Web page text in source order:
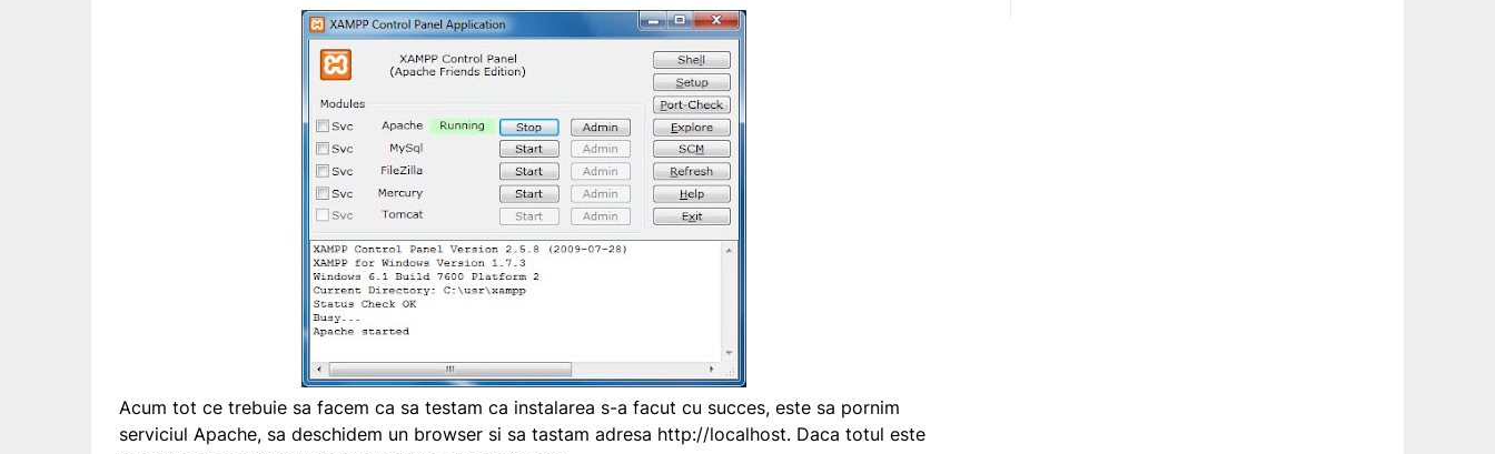
Acum tot ce trebuie sa facem ca sa testam ca instalarea s-a facut cu succes, este sa pornim
serviciul Apache, sa deschidem un browser si sa tastam adresa http://localhost. Daca totul este